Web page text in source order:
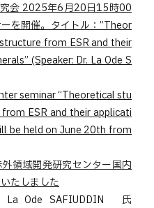
会 2025年6月20日15時00
を開催。タイトル：”Theor
from ESR and their
(Speaker: Dr. La Ode S
seminar “Theoretical stu
ESR and their applicati
be held on June 20th from
領域開発研究センター国内
たしました
La Ode SAFIUDDIN 氏